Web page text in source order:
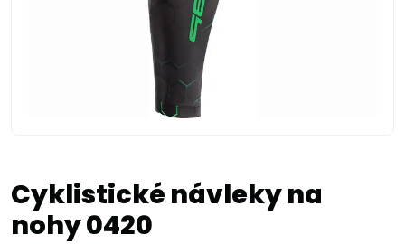
Cyklistické návleky na
nohy 0420